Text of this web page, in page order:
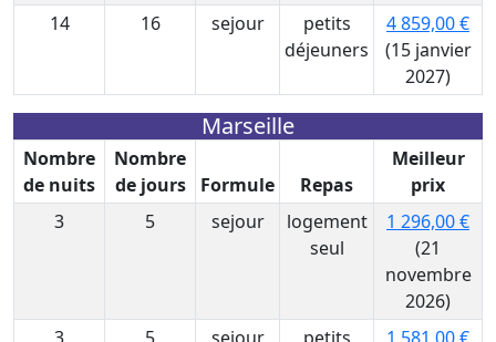
14
16 sejour
petits
déjeuners
4 859,00 €
(15 janvier
2027)
Marseille
Nombre
de nuits
Nombre
de jours
Formule Repas
Meilleur
prix
3
5 sejour
logement
seul
1 296,00 €
(21
novembre
2026)